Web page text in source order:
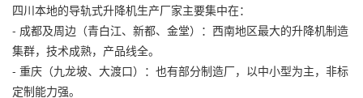
四川本地的导轨式升降机生产厂家主要集中在：
- 成都及周边（青白江、新都、金堂）：西南地区最大的升降机制造
集群，技术成熟，产品线全。
- 重庆（九龙坡、大渡口）：也有部分制造厂，以中小型为主，非标
定制能力强。